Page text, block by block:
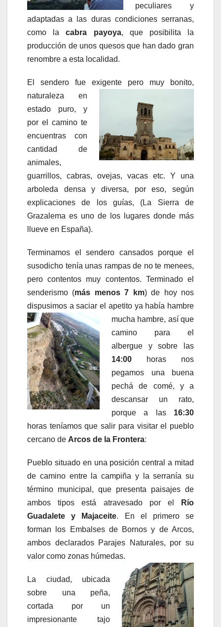
peculiares y
adaptadas a las duras condiciones serranas,
como lacabra payoya, que posibilita la
producción de unos quesos que han dado gran
renombre a esta localidad.
El sendero fue exigente pero muy bonito,
naturaleza en
estado puro, y
por el camino te
encuentras con
cantidad de
animales,
guarrillos, cabras, ovejas, vacas etc. Y una
arboleda densa y diversa, por eso, según
explicaciones de los guías, (La Sierra de
Grazalema es uno de los lugares donde más
llueve en España).
Terminamos el sendero cansados porque el
susodicho tenía unas rampas de no te menees,
pero contentos muy contentos. Terminado el
senderismo (más menos 7 km) de hoy nos
dispusimos a saciar el apetito ya había hambre
mucha hambre, así que
camino para el
albergue y sobre las
14:00 horas nos
pegamos una buena
pechá de comé, y a
descansar un rato,
porque a las 16:30
horas teníamos que salir para visitar el pueblo
cercano de Arcos de la Frontera:
Pueblo situado en una posición central a mitad
de camino entre la campiña y la serraní­a su
término municipal, que presenta paisajes de
ambos tipos está atravesado por el
Rí­o
Guadalete y Majaceite. En el primero se
forman los Embalses de Bornos y de Arcos,
ambos declarados Parajes Naturales, por su
valor como zonas húmedas.
La ciudad, ubicada
sobre una peña,
cortada por un
impresionante tajo